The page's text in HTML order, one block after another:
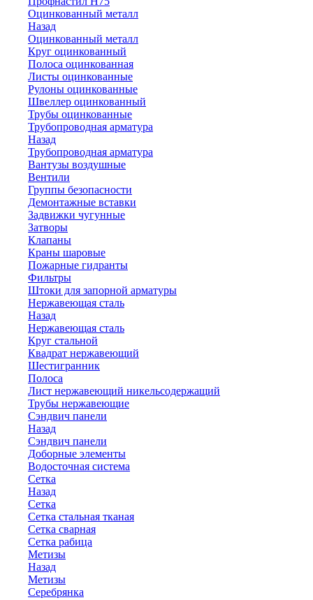
Оцинкованный металл
Назад
Оцинкованный металл
Круг оцинкованный
Полоса оцинкованная
Листы оцинкованные
Рулоны оцинкованные
Швеллер оцинкованный
Трубы оцинкованные
Трубопроводная арматура
Назад
Трубопроводная арматура
Вантузы воздушные
Вентили
Группы безопасности
Демонтажные вставки
Задвижки чугунные
Затворы
Клапаны
Краны шаровые
Пожарные гидранты
Фильтры
Штоки для запорной арматуры
Нержавеющая сталь
Назад
Нержавеющая сталь
Круг стальной
Квадрат нержавеющий
Шестигранник
Полоса
Лист нержавеющий никельсодержащий
Трубы нержавеющие
Сэндвич панели
Назад
Сэндвич панели
Доборные элементы
Водосточная система
Сетка
Назад
Сетка
Сетка стальная тканая
Сетка сварная
Сетка рабица
Метизы
Назад
Метизы
Серебрянка